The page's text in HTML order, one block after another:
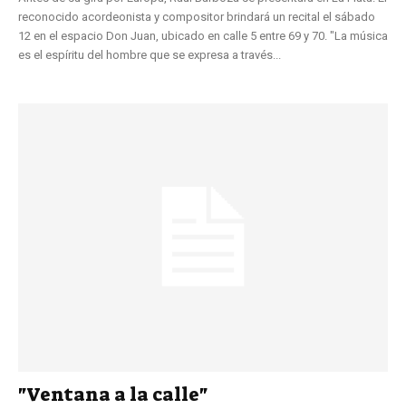
reconocido acordeonista y compositor brindará un recital el sábado
12 en el espacio Don Juan, ubicado en calle 5 entre 69 y 70. "La música
es el espíritu del hombre que se expresa a través...
"Ventana a la calle"